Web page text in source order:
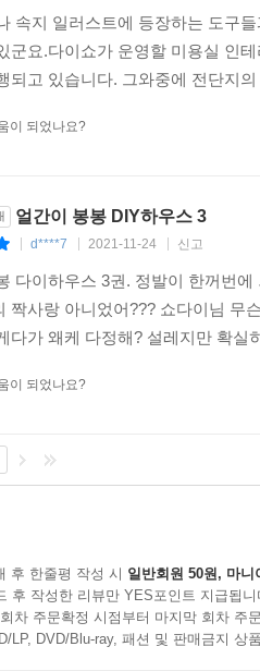
속지 일러스트에 등장하는 도구
군요.다이쇼가 운영할 미용실 인
되고 있습니다. 그와중에 전단지
이 되었나요?
얼간이 봉봉 DIY하우스 3
d****7 2021-11-24 신고
다이하우스 3권. 정발이 한꺼번
짝사랑 아니었어??? 쇼다이님 무
다가 왜케 다정해? 설레지만 확
이 되었나요?
후 한줄평 작성 시 일반회원 50원, 마니
후 작성한 리뷰만 YES포인트 지급됩니
차 주문확정 시점부터 마지막 회차 주
LP, DVD/Blu-ray, 패션 및 판매금지 상